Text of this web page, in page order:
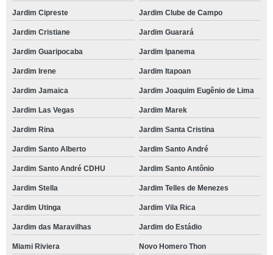
Jardim Cipreste Jardim Clube de Campo
Jardim Cristiane Jardim Guarará
Jardim Guaripocaba Jardim Ipanema
Jardim Irene Jardim Itapoan
Jardim Jamaica Jardim Joaquim Eugênio de Lima
Jardim Las Vegas Jardim Marek
Jardim Rina Jardim Santa Cristina
Jardim Santo Alberto Jardim Santo André
Jardim Santo André CDHU Jardim Santo Antônio
Jardim Stella Jardim Telles de Menezes
Jardim Utinga Jardim Vila Rica
Jardim das Maravilhas Jardim do Estádio
Miami Riviera Novo Homero Thon